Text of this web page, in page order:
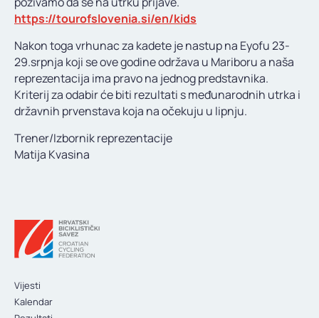
https://tourofslovenia.si/en/kids
Nakon toga vrhunac za kadete je nastup na Eyofu 23-
29.srpnja koji se ove godine održava u Mariboru a naša
reprezentacija ima pravo na jednog predstavnika.
Kriterij za odabir će biti rezultati s međunarodnih utrka i
državnih prvenstava koja na očekuju u lipnju.
Trener/Izbornik reprezentacije
Matija Kvasina
Vijesti
Kalendar